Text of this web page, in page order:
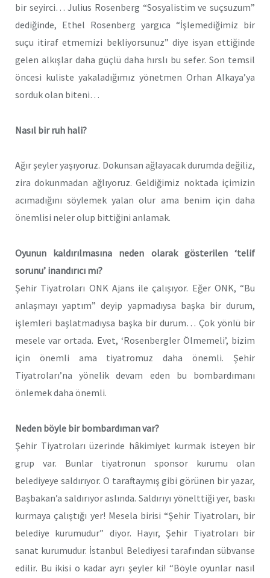
bir seyirci… Julius Rosenberg “Sosyalistim ve suçsuzum”
dediğinde, Ethel Rosenberg yargıca “İşlemediğimiz bir
suçu itiraf etmemizi bekliyorsunuz” diye isyan ettiğinde
gelen alkışlar daha güçlü daha hırslı bu sefer. Son temsil
öncesi kuliste yakaladığımız yönetmen Orhan Alkaya’ya
sorduk olan biteni…
Nasıl bir ruh hali?
Ağır şeyler yaşıyoruz. Dokunsan ağlayacak durumda değiliz,
zira dokunmadan ağlıyoruz. Geldiğimiz noktada içimizin
acımadığını söylemek yalan olur ama benim için daha
önemlisi neler olup bittiğini anlamak.
Oyunun kaldırılmasına neden olarak gösterilen ‘telif
sorunu’ inandırıcı mı?
Şehir Tiyatroları ONK Ajans ile çalışıyor. Eğer ONK, “Bu
anlaşmayı yaptım” deyip yapmadıysa başka bir durum,
işlemleri başlatmadıysa başka bir durum… Çok yönlü bir
mesele var ortada. Evet, ‘Rosenbergler Ölmemeli’, bizim
için önemli ama tiyatromuz daha önemli. Şehir
Tiyatroları’na yönelik devam eden bu bombardımanı
önlemek daha önemli.
Neden böyle bir bombardıman var?
Şehir Tiyatroları üzerinde hâkimiyet kurmak isteyen bir
grup var. Bunlar tiyatronun sponsor kurumu olan
belediyeye saldırıyor. O taraftaymış gibi görünen bir yazar,
Başbakan’a saldırıyor aslında. Saldırıyı yönelttiği yer, baskı
kurmaya çalıştığı yer! Mesela birisi “Şehir Tiyatroları, bir
belediye kurumudur” diyor. Hayır, Şehir Tiyatroları bir
sanat kurumudur. İstanbul Belediyesi tarafından sübvanse
edilir. Bu ikisi o kadar ayrı şeyler ki! “Böyle oyunlar nasıl